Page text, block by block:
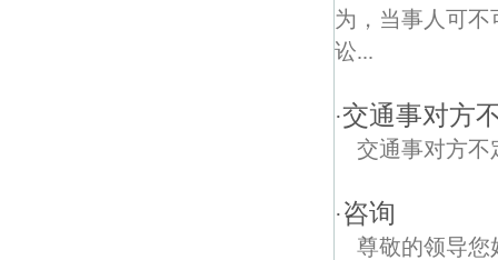
为，当事人可
讼...
·交通事对方
交通事对方不
·咨询
尊敬的领导